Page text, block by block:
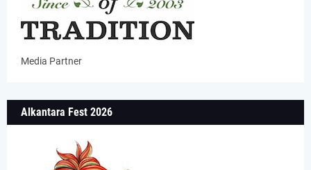
Media Partner
Alkantara Fest 2026